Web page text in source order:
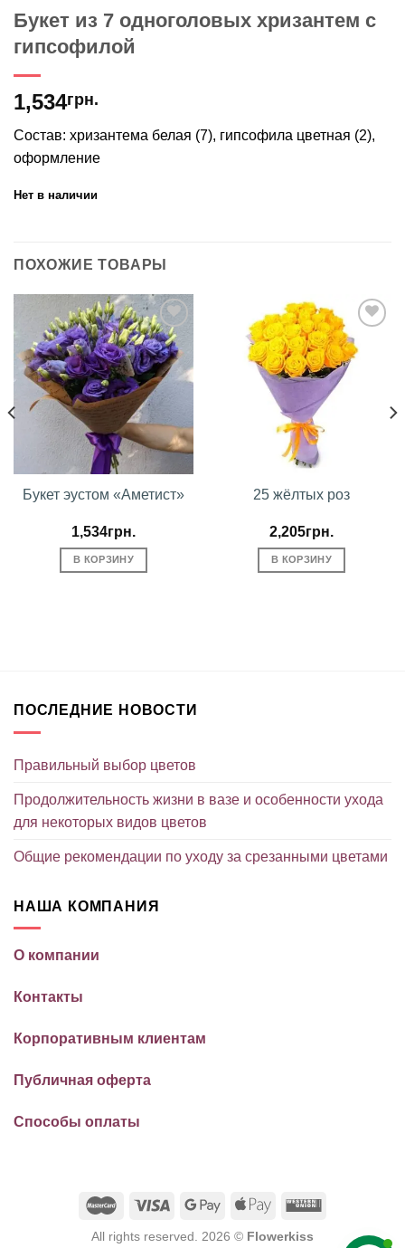
Букет из 7 одноголовых хризантем с
гипсофилой
1,534грн.
Состав: хризантема белая (7), гипсофила цветная (2),
оформление
Нет в наличии
ПОХОЖИЕ ТОВАРЫ
В
избранное
Букет эустом «Аметист»
1,534грн.
В КОРЗИНУ
В
избранное
25 жёлтых роз
2,205грн.
В КОРЗИНУ
ПОСЛЕДНИЕ НОВОСТИ
Правильный выбор цветов
Продолжительность жизни в вазе и особенности ухода
для некоторых видов цветов
Общие рекомендации по уходу за срезанными цветами
НАША КОМПАНИЯ
О компании
Контакты
Корпоративным клиентам
Публичная оферта
Способы оплаты
All rights reserved. 2026 © Flowerkiss